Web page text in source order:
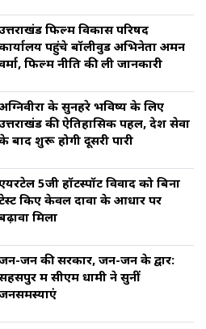
फिल्म विकास परिषद
पहुंचे बॉलीवुड अभिनेता अमन
फिल्म नीति की ली जानकारी
के सुनहरे भविष्य के लिए
की ऐतिहासिक पहल, देश सेवा
बाद शुरू होगी दूसरी पारी
5जी हॉटस्पॉट विवाद को बिना
किए केवल दावों के आधार पर
मिला
जन की सरकार, जन-जन के द्वार:
में सीएम धामी ने सुनीं